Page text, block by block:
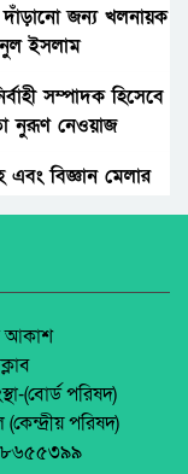
মিলে
চেষ্টা। আদালতে
হত্যা, কী বলছে
৩
নারী উদ্ধার
কুপিয়ে হত্যা,
দাঁড়ানো জন্য খলনায়ক
ইসলাম
সম্পাদক হিসেবে
নুরূণ নেওয়াজ
এবং বিজ্ঞান মেলার
সভা অনুষ্ঠিত।
সভা
আকাশ
(বোর্ড পরিষদ)
পরিষদ)